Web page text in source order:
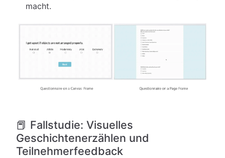
macht.
📕 Fallstudie: Visuelles
Geschichtenerzählen und
Teilnehmerfeedback